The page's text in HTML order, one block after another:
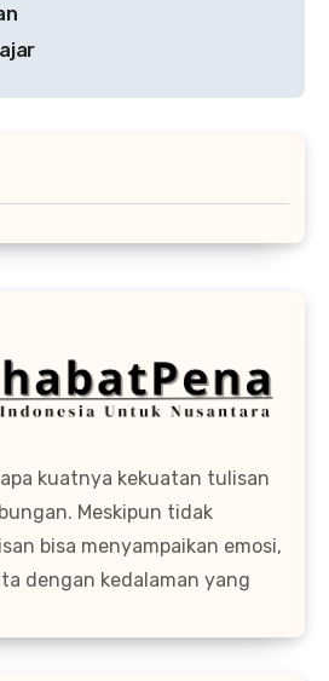
kuatnya kekuatan tulisan
Meskipun tidak
bisa menyampaikan emosi,
dengan kedalaman yang